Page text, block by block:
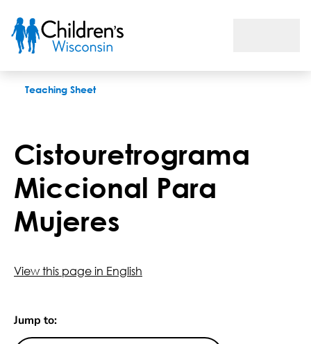
Teaching Sheet
Cistouretrograma
Miccional Para
Mujeres
View this page in English
Jump to: